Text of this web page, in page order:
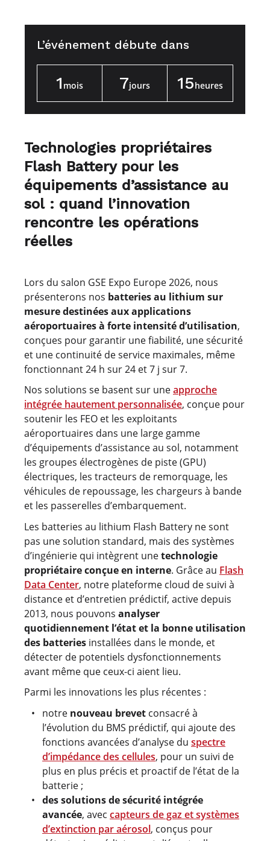
L’événement débute dans
1 mois 7jours 15heures
Technologies propriétaires
Flash Battery pour les
équipements d’assistance au
sol : quand l’innovation
rencontre les opérations
réelles
Lors du salon GSE Expo Europe 2026, nous
présenterons nos batteries au lithium sur
mesure destinées aux applications
aéroportuaires à forte intensité d’utilisation,
conçues pour garantir une fiabilité, une sécurité
et une continuité de service maximales, même
fonctionnant 24 h sur 24 et 7 j sur 7.
Nos solutions se basent sur uneapproche
intégrée hautement personnalisée, conçue pour
soutenir les FEO et les exploitants
aéroportuaires dans une large gamme
d’équipements d’assistance au sol, notamment
les groupes électrogènes de piste (GPU)
électriques, les tracteurs de remorquage, les
véhicules de repoussage, les chargeurs à bande
et les passerelles d’embarquement.
Les batteries au lithium Flash Battery ne sont
pas une solution standard, mais des systèmes
d’ingénierie qui intègrent unetechnologie
propriétaire conçue en interne. Grâce au Flash
Data Center, notre plateforme cloud de suivi à
distance et d’entretien prédictif, active depuis
2013, nous pouvons analyser
quotidiennement l’état et la bonne utilisation
des batteries installées dans le monde, et
détecter de potentiels dysfonctionnements
avant même que ceux-ci aient lieu.
Parmi les innovations les plus récentes :
notre nouveau brevet consacré à
l’évolution du BMS prédictif, qui ajoute des
fonctions avancées d’analyse du spectre
d’impédance des cellules, pour un suivi de
plus en plus précis et proactif de l’état de la
batterie ;
des solutions de sécurité intégrée
avancée, avec capteurs de gaz et systèmes
d’extinction par aérosol, conçus pour